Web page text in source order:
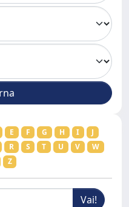
E F G H I
J
R S T U V
W
Z